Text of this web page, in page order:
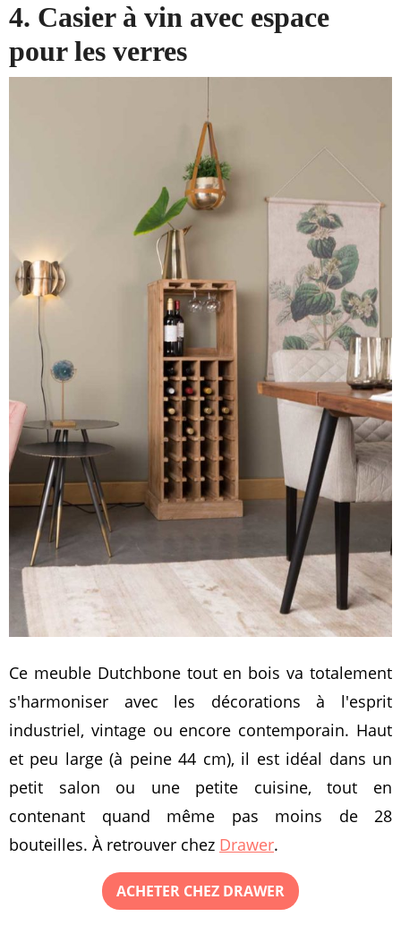
4. Casier à vin avec espace
pour les verres
Ce meuble Dutchbone tout en bois va totalement
s'harmoniser avec les décorations à l'esprit
industriel, vintage ou encore contemporain. Haut
et peu large (à peine 44 cm), il est idéal dans un
petit salon ou une petite cuisine, tout en
contenant quand même pas moins de 28
bouteilles. À retrouver chez Drawer.
ACHETER CHEZ DRAWER